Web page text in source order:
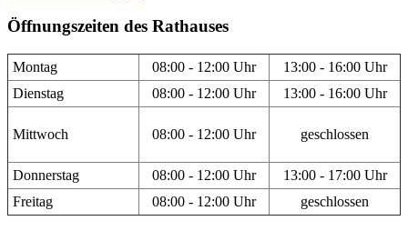
Öffnungszeiten des Rathauses
Montag 08:00 - 12:00 Uhr
13:00 - 16:00 Uhr
Dienstag
08:00 - 12:00 Uhr 13:00 - 16:00 Uhr
Mittwoch 08:00 - 12:00 Uhr geschlossen
Donnerstag 08:00 - 12:00 Uhr
13:00 - 17:00 Uhr
Freitag
08:00 - 12:00 Uhr geschlossen